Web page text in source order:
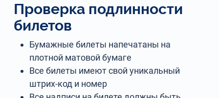
Проверка подлинности
билетов
Бумажные билеты напечатаны на
плотной матовой бумаге
Все билеты имеют свой уникальный
штрих-код и номер